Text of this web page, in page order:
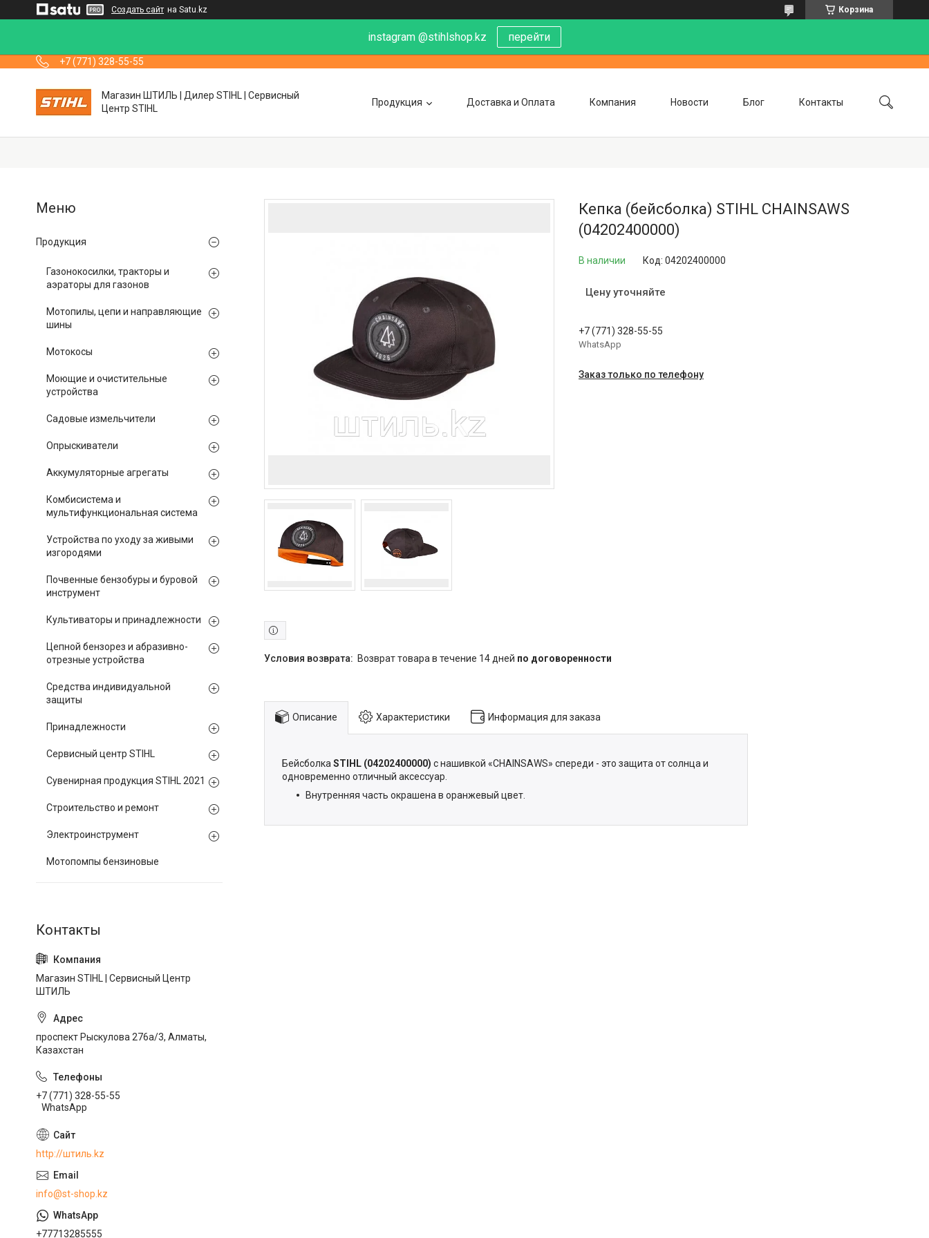
Создать сайт на Satu.kz Корзина
instagram @stihlshop.kz перейти
+7 (771) 328-55-55
Магазин ШТИЛЬ | Дилер STIHL | Сервисный
Центр STIHL
Продукция Доставка и Оплата Компания Новости Блог Контакты
Кепка (бейсболка) STIHL CHAINSAWS
(04202400000)
В наличии Код: 04202400000
Цену уточняйте
+7 (771) 328-55-55
WhatsApp
Заказ только по телефону
возврат товара в течение 14 дней по договоренности
Описание Характеристики Информация для заказа
Бейсболка STIHL (04202400000) с нашивкой «CHAINSAWS» спереди - это защита от солнца и
одновременно отличный аксессуар.
Внутренняя часть окрашена в оранжевый цвет.
Продукция
Газонокосилки, тракторы и
аэраторы для газонов
Мотопилы, цепи и направляющие
шины
Мотокосы
Моющие и очистительные
устройства
Садовые измельчители
Опрыскиватели
Аккумуляторные агрегаты
Комбисистема и
мультифункциональная система
Устройства по уходу за живыми
изгородями
Почвенные бензобуры и буровой
инструмент
Культиваторы и принадлежности
Цепной бензорез и абразивно-
отрезные устройства
Средства индивидуальной
защиты
Принадлежности
Сервисный центр STIHL
Сувенирная продукция STIHL 2021
Строительство и ремонт
Электроинструмент
Мотопомпы бензиновые
Магазин STIHL | Сервисный Центр
ШТИЛЬ
проспект Рыскулова 276а/3, Алматы,
Казахстан
+7 (771) 328-55-55
WhatsApp
http://штиль.kz
info@st-shop.kz
+77713285555